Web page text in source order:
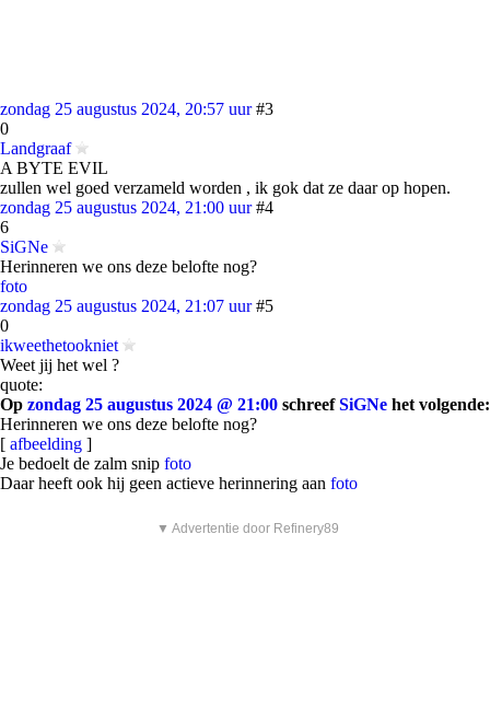
zondag 25 augustus 2024, 20:57 uur #3
0
Landgraaf
A BYTE EVIL
zullen wel goed verzameld worden , ik gok dat ze daar op hopen.
zondag 25 augustus 2024, 21:00 uur #4
6
SiGNe
Herinneren we ons deze belofte nog?
foto
zondag 25 augustus 2024, 21:07 uur #5
0
ikweethetookniet
Weet jij het wel ?
quote:
Op zondag 25 augustus 2024 @ 21:00 schreefSiGNe het volgende:
Herinneren we ons deze belofte nog?
[ afbeelding ]
Je bedoelt de zalm snip foto
Daar heeft ook hij geen actieve herinnering aan foto
▼ Advertentie door Refinery89